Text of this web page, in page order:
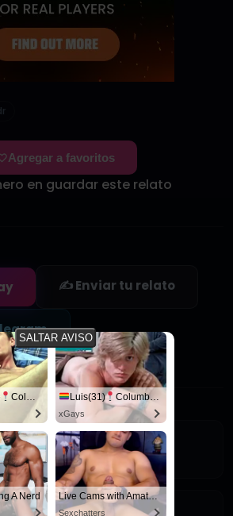
Agregar a favoritos
en guardar este relato
✍️ Enviar tu relato
con mi primo – Parte II
→
Columbus Luis(31) Columbus
xGays
A Nerd Live Cams with Amateur Men
Sexchatters
SALTAR AVISO